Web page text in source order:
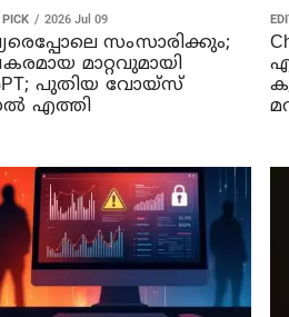
2026 Jul 09
സംസാരിക്കും;
മാറ്റവുമായി
പുതിയ വോയ്സ്
എത്തി